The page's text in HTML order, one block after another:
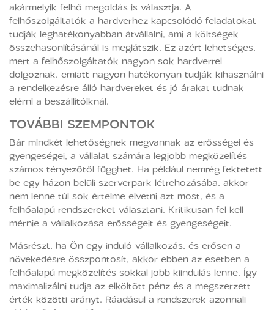
akármelyik felhő megoldás is választja. A
felhőszolgáltatók a hardverhez kapcsolódó feladatokat
tudják leghatékonyabban átvállalni, ami a költségek
összehasonlításánál is meglátszik. Ez azért lehetséges,
mert a felhőszolgáltatók nagyon sok hardverrel
dolgoznak, emiatt nagyon hatékonyan tudják kihasználni
a rendelkezésre álló hardvereket és jó árakat tudnak
elérni a beszállítóiknál.
TOVÁBBI SZEMPONTOK
Bár mindkét lehetőségnek megvannak az erősségei és
gyengeségei, a vállalat számára legjobb megközelítés
számos tényezőtől függhet. Ha például nemrég fektetett
be egy házon belüli szerverpark létrehozásába, akkor
nem lenne túl sok értelme elvetni azt most, és a
felhőalapú rendszereket választani. Kritikusan fel kell
mérnie a vállalkozása erősségeit és gyengeségeit.
Másrészt, ha Ön egy induló vállalkozás, és erősen a
növekedésre összpontosít, akkor ebben az esetben a
felhőalapú megközelítés sokkal jobb kiindulás lenne. Így
maximalizálni tudja az elköltött pénz és a megszerzett
érték közötti arányt. Ráadásul a rendszerek azonnali